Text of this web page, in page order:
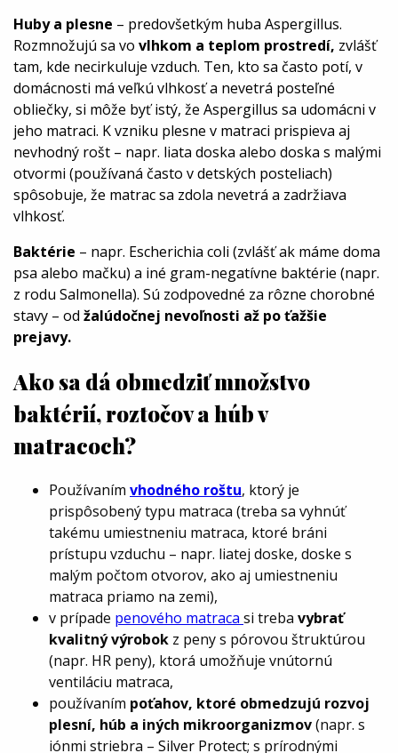
Huby a plesne – predovšetkým huba Aspergillus.
Rozmnožujú sa vo vlhkom a teplom prostredí, zvlášť
tam, kde necirkuluje vzduch. Ten, kto sa často potí, v
domácnosti má veľkú vlhkosť a nevetrá posteľné
obliečky, si môže byť istý, že Aspergillus sa udomácni v
jeho matraci. K vzniku plesne v matraci prispieva aj
nevhodný rošt – napr. liata doska alebo doska s malými
otvormi (používaná často v detských posteliach)
spôsobuje, že matrac sa zdola nevetrá a zadržiava
vlhkosť.
Baktérie – napr. Escherichia coli (zvlášť ak máme doma
psa alebo mačku) a iné gram-negatívne baktérie (napr.
z rodu Salmonella). Sú zodpovedné za rôzne chorobné
stavy – od žalúdočnej nevoľnosti až po ťažšie
prejavy.
Ako sa dá obmedziť množstvo
baktérií, roztočov a húb v
matracoch?
Používaním vhodného roštu, ktorý je
prispôsobený typu matraca (treba sa vyhnúť
takému umiestneniu matraca, ktoré bráni
prístupu vzduchu – napr. liatej doske, doske s
malým počtom otvorov, ako aj umiestneniu
matraca priamo na zemi),
v prípade penového matraca si treba vybrať
kvalitný výrobok z peny s pórovou štruktúrou
(napr. HR peny), ktorá umožňuje vnútornú
ventiláciu matraca,
používaním poťahov, ktoré obmedzujú rozvoj
plesní, húb a iných mikroorganizmov(napr. s
iónmi striebra – Silver Protect; s prírodnými